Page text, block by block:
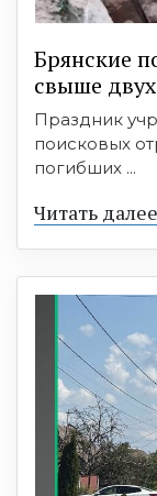
Брянские
свыше
Праздник
поисковых
погибших ...
Читать далее